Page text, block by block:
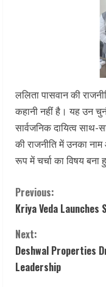
ललिता पासवान की
कहानी नहीं है। यह उन
सार्वजनिक दायित्व
की राजनीति में उनका
रूप में चर्चा का विषय बना
C
o
n
t
Previous:
Kriya Veda
Next:
Deshwal Properties
Leadership